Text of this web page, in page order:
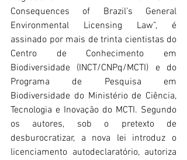
Consequences of Brazil’s General
Environmental Licensing Law”, é
assinado por mais de trinta cientistas do
Centro de Conhecimento em
Biodiversidade (INCT/CNPq/MCTI) e do
Programa de Pesquisa em
Biodiversidade do Ministério de Ciência,
Tecnologia e Inovação do MCTI. Segundo
os autores, sob o pretexto de
desburocratizar, a nova lei introduz o
licenciamento autodeclaratório, autoriza